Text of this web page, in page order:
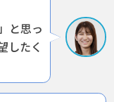
と思っ
したく